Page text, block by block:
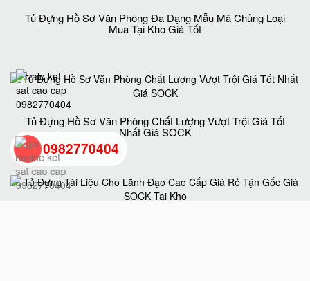
Tủ Đựng Hồ Sơ Văn Phòng Đa Dạng Mẫu Mã Chủng Loại
Mua Tại Kho Giá Tốt
Tủ Đựng Hồ Sơ Văn Phòng Chất Lượng Vượt Trội Giá Tốt
Nhất Giá SOCK
0982770404